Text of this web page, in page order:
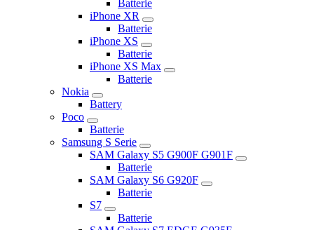
Batterie
iPhone XR
Batterie
iPhone XS
Batterie
iPhone XS Max
Batterie
Nokia
Battery
Poco
Batterie
Samsung S Serie
SAM Galaxy S5 G900F G901F
Batterie
SAM Galaxy S6 G920F
Batterie
S7
Batterie